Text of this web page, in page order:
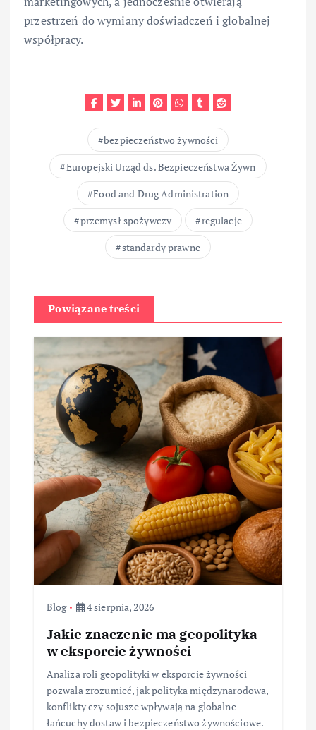
przestrzeń do wymiany doświadczeń i globalnej
współpracy.
bezpieczeństwo żywności
Europejski Urząd ds. Bezpieczeństwa Żywn
Food and Drug Administration
przemysł spożywczy
regulacje
standardy prawne
Powiązane treści
Blog 4 sierpnia, 2026
Jakie znaczenie ma geopolityka
w eksporcie żywności
Analiza roli geopolityki w eksporcie żywności
pozwala zrozumieć, jak polityka międzynarodowa,
konflikty czy sojusze wpływają na globalne
łańcuchy dostaw i bezpieczeństwo żywnościowe.